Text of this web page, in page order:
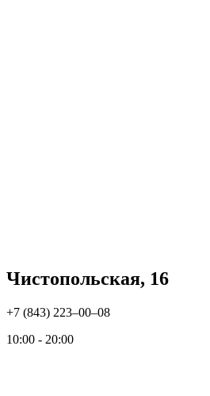
Чистопольская, 16
+7 (843) 223‒00‒08
10:00 - 20:00